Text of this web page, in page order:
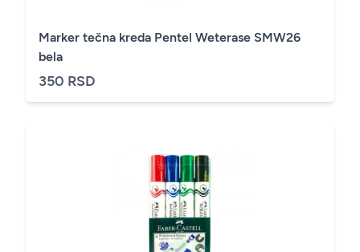
Marker tečna kreda Pentel Weterase SMW26
bela
350 RSD